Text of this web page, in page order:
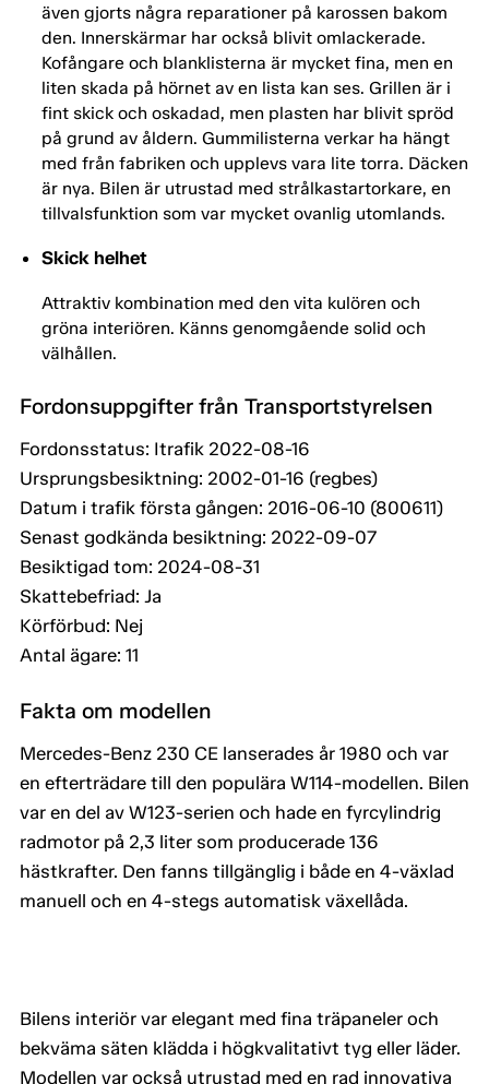
även gjorts några reparationer på karossen bakom
den. Innerskärmar har också blivit omlackerade.
Kofångare och blanklisterna är mycket fina, men en
liten skada på hörnet av en lista kan ses. Grillen är i
fint skick och oskadad, men plasten har blivit spröd
på grund av åldern. Gummilisterna verkar ha hängt
med från fabriken och upplevs vara lite torra. Däcken
är nya. Bilen är utrustad med strålkastartorkare, en
tillvalsfunktion som var mycket ovanlig utomlands.
Skick helhet
Attraktiv kombination med den vita kulören och
gröna interiören. Känns genomgående solid och
välhållen.
Fordonsuppgifter från Transportstyrelsen
Fordonsstatus: Itrafik 2022-08-16
Ursprungsbesiktning: 2002-01-16 (regbes)
Datum i trafik första gången: 2016-06-10 (800611)
Senast godkända besiktning: 2022-09-07
Besiktigad tom: 2024-08-31
Skattebefriad: Ja
Körförbud: Nej
Antal ägare: 11
Fakta om modellen
Mercedes-Benz 230 CE lanserades år 1980 och var
en efterträdare till den populära W114-modellen. Bilen
var en del av W123-serien och hade en fyrcylindrig
radmotor på 2,3 liter som producerade 136
hästkrafter. Den fanns tillgänglig i både en 4-växlad
manuell och en 4-stegs automatisk växellåda.
Bilens interiör var elegant med fina träpaneler och
bekväma säten klädda i högkvalitativt tyg eller läder.
Modellen var också utrustad med en rad innovativa